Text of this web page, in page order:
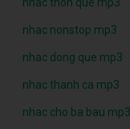
nhac nonstop mp3
nhac dong que mp3
nhac thanh ca mp3
nhac cho ba bau mp3